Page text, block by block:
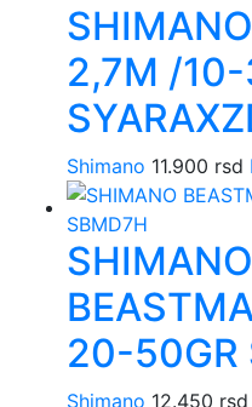
2,7M /
Shimano 11.900 rsd
SHIMANO
20-50GR
Shimano 12.450 rsd